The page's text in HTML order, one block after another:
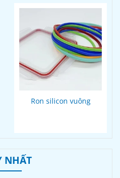
Ron silicon vuông
NHẤT